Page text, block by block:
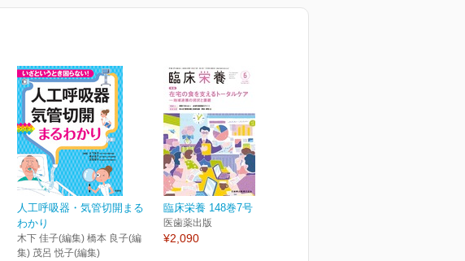
人工呼吸器・気管切開まる
わかり
木下 佳子(編集) 橋本 良子(編
集) 茂呂 悦子(編集)
臨床栄養 148巻7号
医歯薬出版
¥2,090